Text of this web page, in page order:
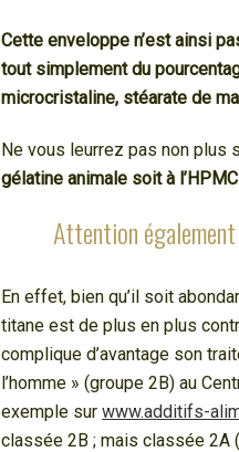
Cette enveloppe n’est ainsi
tout simplement du
microcristaline, stéarate de
Ne vous leurrez pas non plus
gélatine animale soit à
Attention
En effet, bien qu’il soit
titane est de plus en plus
complique d’avantage son
l’homme » (groupe 2B) au
exemple sur www.additifs-
classée 2B ; mais classée 2A